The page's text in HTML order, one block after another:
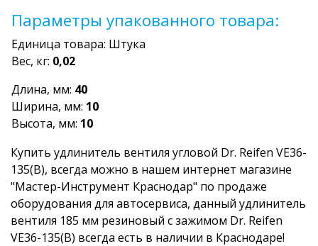
Параметры упакованного товара:
Единица товара: Штука
Вес, кг: 0,02
Длина, мм: 40
Ширина, мм: 10
Высота, мм: 10
Купить удлинитель вентиля угловой Dr. Reifen VE36-
135(B), всегда можно в нашем интернет магазине
"Мастер-Инструмент Краснодар" по продаже
оборудования для автосервиса, данный удлинитель
вентиля 185 мм резиновый с зажимом Dr. Reifen
VE36-135(B) всегда есть в наличии в Краснодаре!